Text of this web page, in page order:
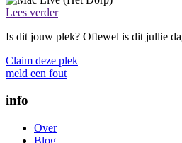
Lees verder
Is dit jouw plek? Oftewel is dit jullie
Claim deze plek
meld een fout
info
Over